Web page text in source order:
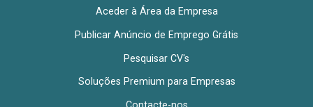
Aceder à Área da Empresa
Publicar Anúncio de Emprego Grátis
Pesquisar CV's
Soluções Premium para Empresas